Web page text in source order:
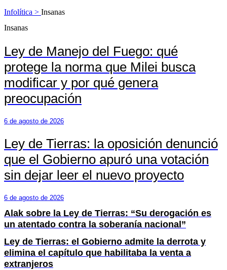
Infolítica > Insanas
Insanas
Ley de Manejo del Fuego: qué
protege la norma que Milei busca
modificar y por qué genera
preocupación
6 de agosto de 2026
Ley de Tierras: la oposición denunció
que el Gobierno apuró una votación
sin dejar leer el nuevo proyecto
6 de agosto de 2026
Alak sobre la Ley de Tierras: “Su derogación es
un atentado contra la soberanía nacional”
Ley de Tierras: el Gobierno admite la derrota y
elimina el capítulo que habilitaba la venta a
extranjeros